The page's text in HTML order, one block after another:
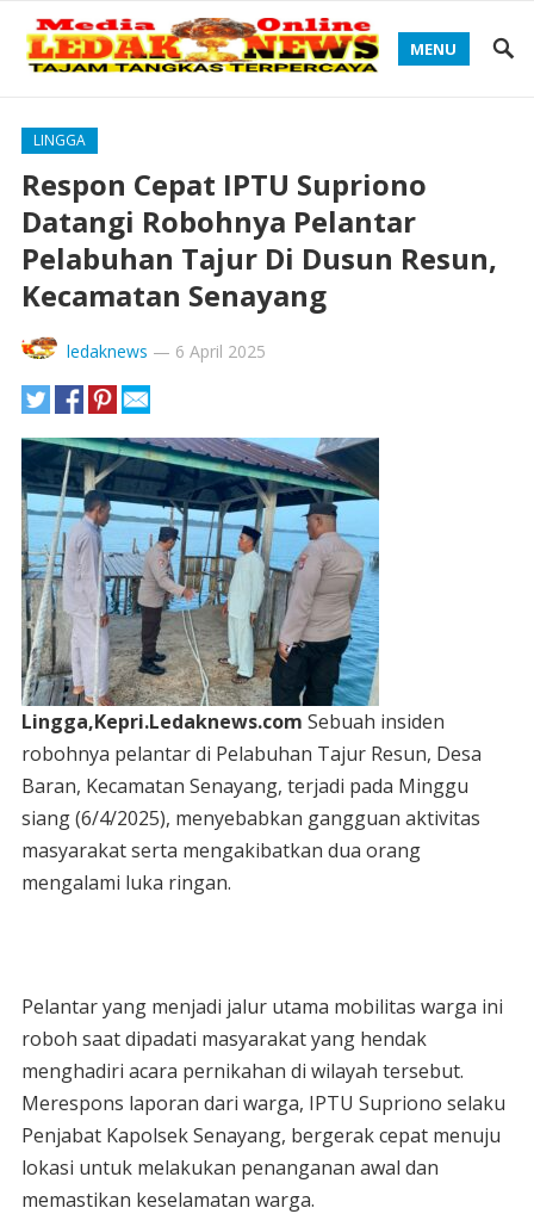
MENU
LINGGA
Respon Cepat IPTU Supriono
Datangi Robohnya Pelantar
Pelabuhan Tajur Di Dusun Resun,
Kecamatan Senayang
ledaknews — 6 April 2025
Lingga,Kepri.Ledaknews.com Sebuah insiden
robohnya pelantar di Pelabuhan Tajur Resun, Desa
Baran, Kecamatan Senayang, terjadi pada Minggu
siang (6/4/2025), menyebabkan gangguan aktivitas
masyarakat serta mengakibatkan dua orang
mengalami luka ringan.
Pelantar yang menjadi jalur utama mobilitas warga ini
roboh saat dipadati masyarakat yang hendak
menghadiri acara pernikahan di wilayah tersebut.
Merespons laporan dari warga, IPTU Supriono selaku
Penjabat Kapolsek Senayang, bergerak cepat menuju
lokasi untuk melakukan penanganan awal dan
memastikan keselamatan warga.